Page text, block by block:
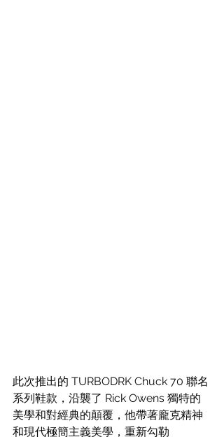
此次推出的 TURBODRK Chuck 70 聯名
系列鞋款，沿襲了 Rick Owens 獨特的
美學和對經典的顛覆，他帶著龐克精神
和現代極簡主義美學，重新勾勒